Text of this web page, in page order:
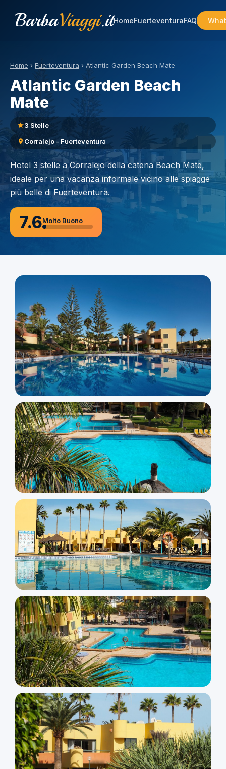
BarbaViaggi.itHomeFuerteventuraFAQ
Home › Fuerteventura › Atlantic Garden Beach Mate
Atlantic Garden Beach
Mate
3 Stelle
Corralejo - Fuerteventura
Hotel 3 stelle a Corralejo della catena Beach Mate,
ideale per una vacanza informale vicino alle spiagge
più belle di Fuerteventura.
7.6Molto Buono